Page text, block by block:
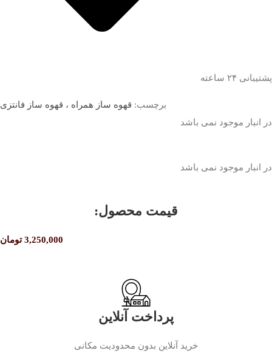
پشتیبانی ۲۴ ساعته
برچسب: قهوه ساز همراه ، قهوه ساز فانتزی
در انبار موجود نمی باشد
در انبار موجود نمی باشد
قیمت محصول:​
3,250,000 تومان
پرداخت آنلاین
خرید آنلاین بدون محدودیت مکانی